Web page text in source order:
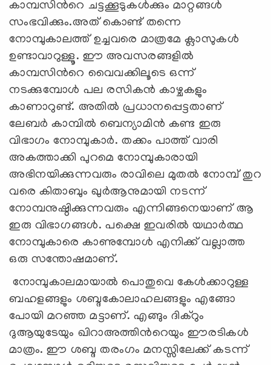
കാമ്പസിന്‍റെ ചട്ടക്കൂടുകള്‍ക്കും മാറ്റങ്ങള്‍
സംഭവിക്കും.അത് കൊണ്ട് തന്നെ
നോമ്പുകാലത്ത് ഉച്ചവരെ മാത്രമേ ക്ലാസുകള്‍
ഉണ്ടാവാറുള്ളൂ. ഈ അവസരങ്ങളില്‍
കാമ്പസിന്‍റെ വൈവക്കിലൂടെ ഒന്ന്
നടക്കുമ്പോള്‍ പല രസികന്‍ കാഴ്ചകളും
കാണാറുണ്ട്. അതില്‍ പ്രധാനപ്പെട്ടതാണ്
ലേബര്‍ കാമ്പില്‍ ബെന്യാമിന്‍ കണ്ട ഇരു
വിഭാഗം നോമ്പുകാര്‍. തക്കം പാത്ത് വാരി
അകത്താക്കി പുറമെ നോമ്പുകാരായി
അഭിനയിക്കുന്നവരും രാവിലെ മുതല്‍ നോമ്പ് തുറ
വരെ കിതാബും ഖുര്‍ആനുമായി നടന്ന്
നോമ്പനുഷ്ഠിക്കുന്നവരും എന്നിങ്ങനെയാണ് ആ
ഇരു വിഭാഗങ്ങള്‍. പക്ഷെ ഇവരില്‍ യഥാര്‍ത്ഥ
നോമ്പുകാരെ കാണുമ്പോൾ എനിക്ക് വല്ലാത്ത
ഒരു സന്തോഷമാണ്.
നോമ്പുകാലമായാല്‍ പൊതുവെ കേള്‍ക്കാറുള്ള
ബഹളങ്ങളും ശബ്ദകോലാഹലങ്ങളും എങ്ങോ
പോയി മറഞ്ഞ മട്ടാണ്. എങ്ങും ദിക്റും
ദുആയുടേയും ഖിറാഅത്തിന്‍റെയും ഈരടികള്‍
മാത്രം. ഈ ശബ്ദ തരംഗം മനസ്സിലേക്ക് കടന്ന്